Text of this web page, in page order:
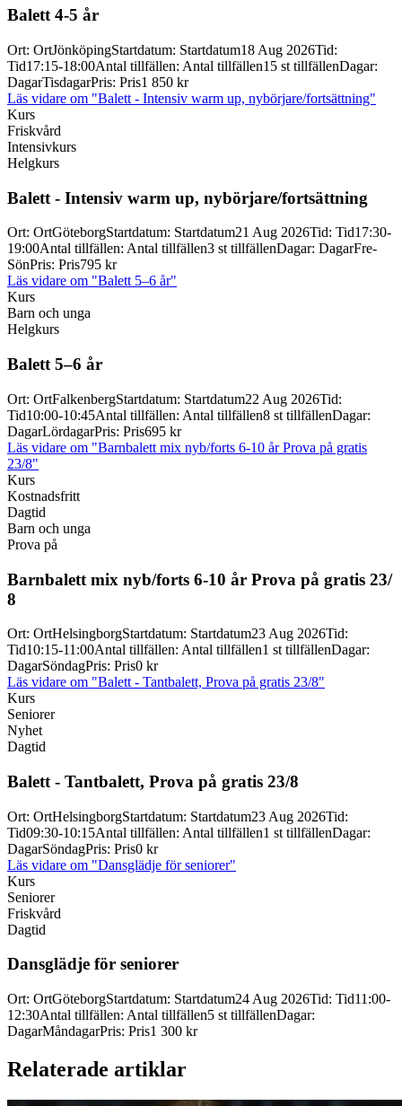
Balett 4-5 år
Ort: OrtJönköpingStartdatum: Startdatum18 Aug 2026Tid:
Tid17:15-18:00Antal tillfällen: Antal tillfällen15 st tillfällenDagar:
DagarTisdagarPris: Pris1 850 kr
Läs vidare om "Balett - Intensiv warm up, nybörjare/fortsättning"
Kurs
Friskvård
Intensivkurs
Helgkurs
Balett - Intensiv warm up, nybörjare/fortsättning
Ort: OrtGöteborgStartdatum: Startdatum21 Aug 2026Tid: Tid17:30-
19:00Antal tillfällen: Antal tillfällen3 st tillfällenDagar: DagarFre-
SönPris: Pris795 kr
Läs vidare om "Balett 5–6 år"
Kurs
Barn och unga
Helgkurs
Balett 5–6 år
Ort: OrtFalkenbergStartdatum: Startdatum22 Aug 2026Tid:
Tid10:00-10:45Antal tillfällen: Antal tillfällen8 st tillfällenDagar:
DagarLördagarPris: Pris695 kr
Läs vidare om "Barnbalett mix nyb/forts 6-10 år Prova på gratis
23/8"
Kurs
Kostnadsfritt
Dagtid
Barn och unga
Prova på
Barnbalett mix nyb/forts 6-10 år Prova på gratis 23/
8
Ort: OrtHelsingborgStartdatum: Startdatum23 Aug 2026Tid:
Tid10:15-11:00Antal tillfällen: Antal tillfällen1 st tillfällenDagar:
DagarSöndagPris: Pris0 kr
Läs vidare om "Balett - Tantbalett, Prova på gratis 23/8"
Kurs
Seniorer
Nyhet
Dagtid
Balett - Tantbalett, Prova på gratis 23/8
Ort: OrtHelsingborgStartdatum: Startdatum23 Aug 2026Tid:
Tid09:30-10:15Antal tillfällen: Antal tillfällen1 st tillfällenDagar:
DagarSöndagPris: Pris0 kr
Läs vidare om "Dansglädje för seniorer"
Kurs
Seniorer
Friskvård
Dagtid
Dansglädje för seniorer
Ort: OrtGöteborgStartdatum: Startdatum24 Aug 2026Tid: Tid11:00-
12:30Antal tillfällen: Antal tillfällen5 st tillfällenDagar:
DagarMåndagarPris: Pris1 300 kr
Relaterade artiklar